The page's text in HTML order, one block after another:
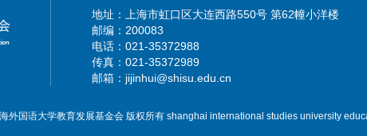
地址：上海市虹口区大连西路550号 第62幢小洋楼
邮编：200083
电话：021-35372988
传真：021-35372989
邮箱：jijinhui@shisu.edu.cn
外国语大学教育发展基金会 版权所有 shanghai international studies university